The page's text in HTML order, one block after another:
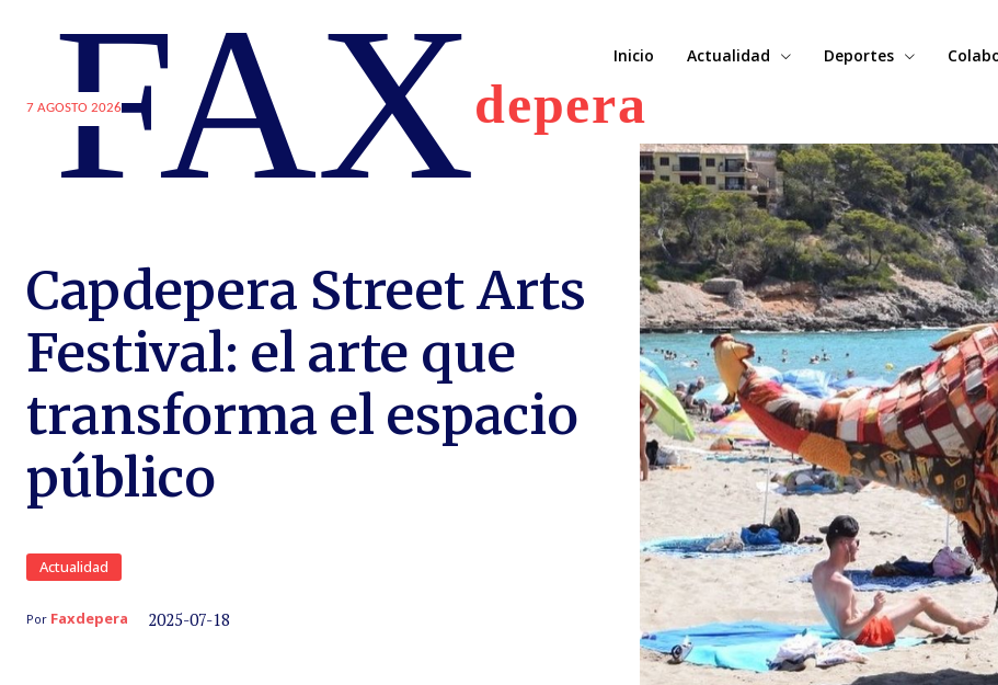
7 AGOSTO 2026
FAXdepera
Inicio Actualidad Deportes
Capdepera Street Arts
Festival: el arte que
transforma el espacio
público
Actualidad
Por Faxdepera 2025-07-18